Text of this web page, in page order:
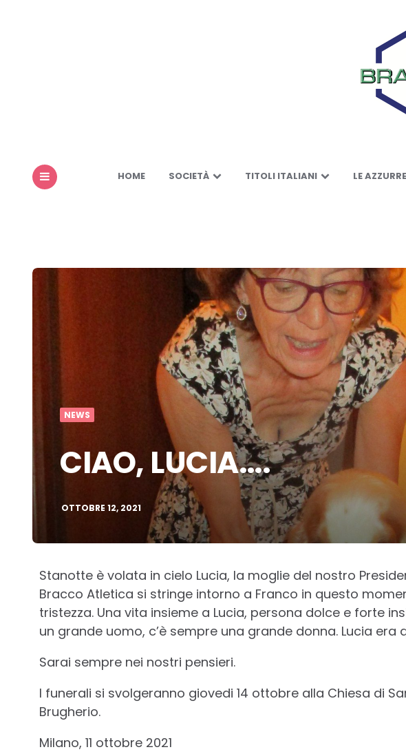
HOME SOCIETÀ TITOLI ITALIANI LE AZZURRE
NEWS
CIAO, LUCIA….
OTTOBRE 12, 2021
Stanotte è volata in cielo Lucia, la moglie del nostro
Bracco Atletica si stringe intorno a Franco in questo
tristezza. Una vita insieme a Lucia, persona dolce e forte
un grande uomo, c’è sempre una grande donna. Lucia era
Sarai sempre nei nostri pensieri.
I funerali si svolgeranno giovedi 14 ottobre alla Chiesa di
Brugherio.
Milano, 11 ottobre 2021